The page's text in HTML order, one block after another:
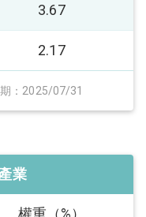
期：2025/07/31
3.67
2.17
業
權重（%）